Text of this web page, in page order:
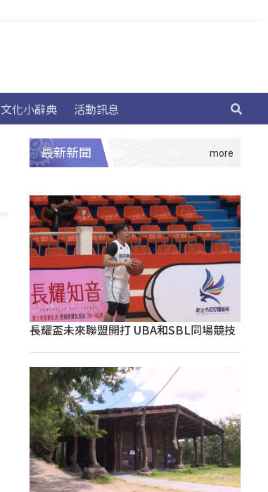
文化小辭典 活動訊息
最新新聞
長耀盃未來聯盟開打 UBA和SBL同場競技